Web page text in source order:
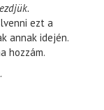
ezt a
annak idején.
hozzám.